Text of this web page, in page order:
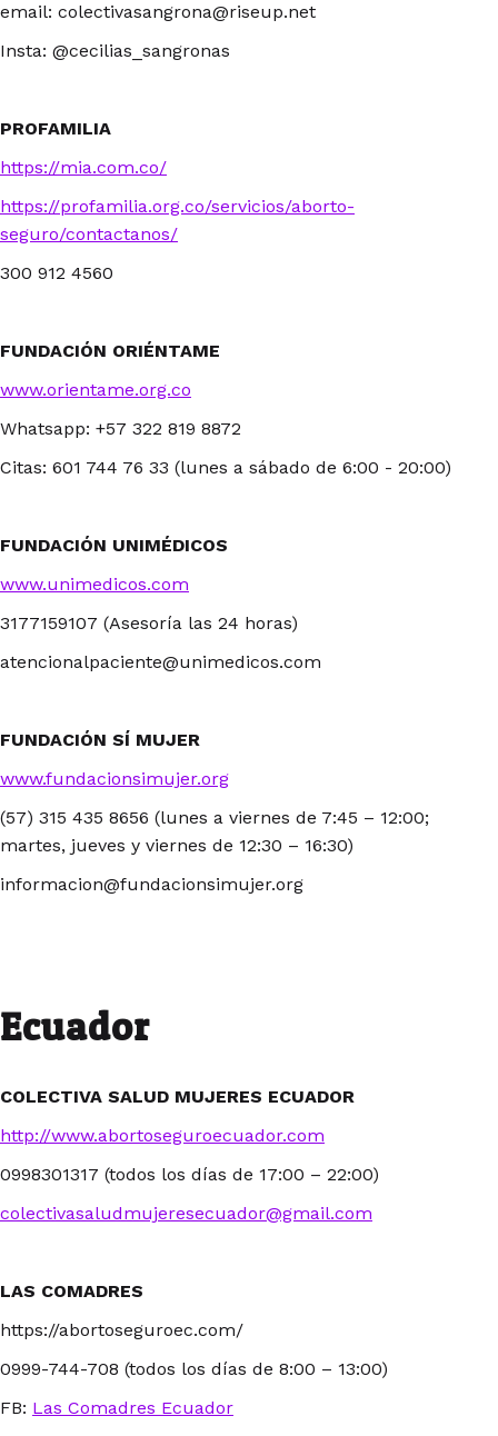
email: colectivasangrona@riseup.net
Insta: @cecilias_sangronas
PROFAMILIA
https://mia.com.co/
https://profamilia.org.co/servicios/aborto-
seguro/contactanos/
300 912 4560
FUNDACIÓN ORIÉNTAME
www.orientame.org.co
Whatsapp: +57 322 819 8872
Citas: 601 744 76 33 (lunes a sábado de 6:00 - 20:00)
FUNDACIÓN UNIMÉDICOS
www.unimedicos.com
3177159107 (Asesoría las 24 horas)
atencionalpaciente@unimedicos.com
FUNDACIÓN SÍ MUJER
www.fundacionsimujer.org
(57) 315 435 8656 (lunes a viernes de 7:45 – 12:00;
martes, jueves y viernes de 12:30 – 16:30)
informacion@fundacionsimujer.org
Ecuador
COLECTIVA SALUD MUJERES ECUADOR
http://www.abortoseguroecuador.com
0998301317 (todos los días de 17:00 – 22:00)
colectivasaludmujeresecuador@gmail.com
LAS COMADRES
https://abortoseguroec.com/
0999-744-708 (todos los días de 8:00 – 13:00)
FB: Las Comadres Ecuador